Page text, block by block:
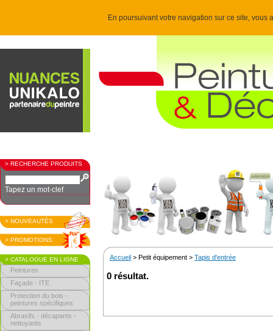
En poursuivant votre navigation sur ce site,
> RECHERCHE PRODUITS
Tapez un mot-clef
> NOUVEAUTÉS
> PROMOTIONS
> CATALOGUE EN LIGNE
Peintures
Façade - ITE
Protection du bois -
peintures spécifiques
Abrasifs - décapants -
nettoyants
Accueil > Petit équipement > Tapis d'entrée
0 résultat.